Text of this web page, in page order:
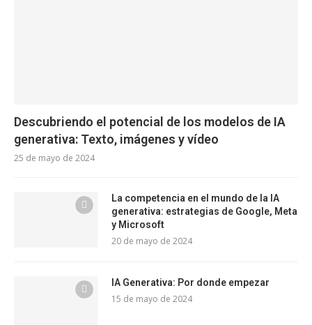
Descubriendo el potencial de los modelos de IA
generativa: Texto, imágenes y vídeo
25 de mayo de 2024
La competencia en el mundo de la IA
generativa: estrategias de Google, Meta
y Microsoft
20 de mayo de 2024
IA Generativa: Por donde empezar
15 de mayo de 2024